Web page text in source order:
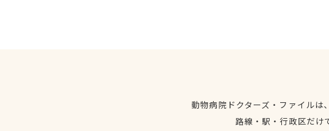
動物病院ドクターズ・ファイル
路線・駅・行政区だけ